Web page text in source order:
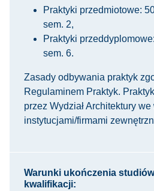
Praktyki przedmiotowe:
sem. 2,
Praktyki
sem. 6.
Zasady odbywania praktyk
Regulaminem Praktyk.
przez Wydział Architektury we
instytucjami/firmami
Warunki ukończenia
kwalifikacji: